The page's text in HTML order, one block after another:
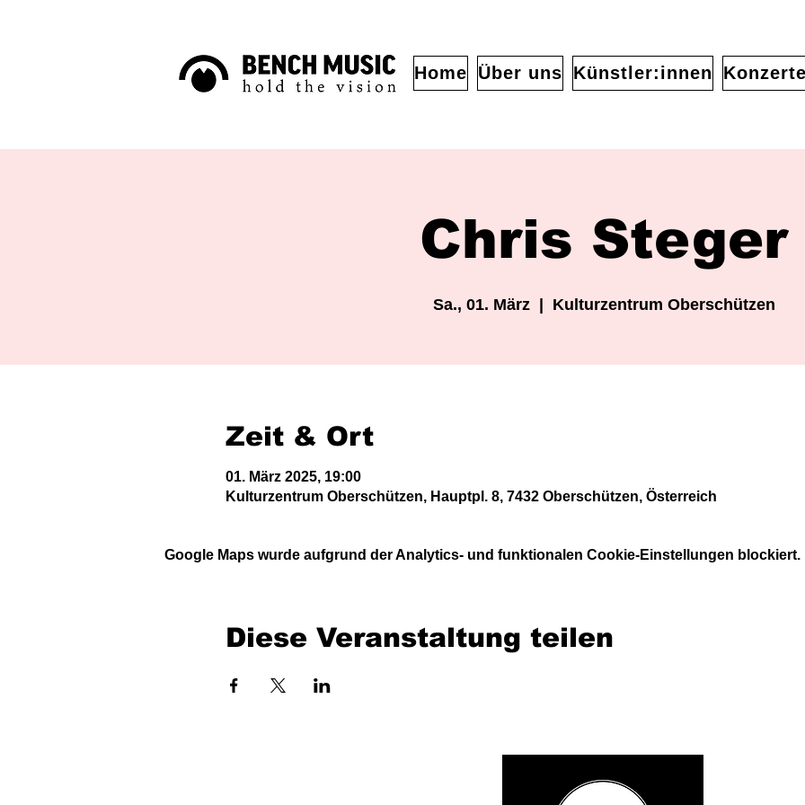
Home Über uns Künstler:innen Konzerte
Chris Steger
Sa., 01. März
  |
Kulturzentrum Oberschützen
Zeit & Ort
01. März 2025, 19:00
Kulturzentrum Oberschützen, Hauptpl. 8, 7432 Oberschützen, Österreich
Google Maps wurde aufgrund der Analytics- und funktionalen Cookie-Einstellungen blockiert.
Diese Veranstaltung teilen